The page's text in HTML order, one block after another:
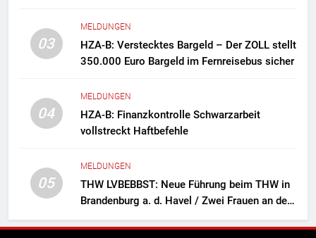
Zollfahndung hebt mutmaßliches
Drogenlabor aus
03
MELDUNGEN
HZA-B: Verstecktes Bargeld – Der ZOLL stellt
350.000 Euro Bargeld im Fernreisebus sicher
04
MELDUNGEN
HZA-B: Finanzkontrolle Schwarzarbeit
vollstreckt Haftbefehle
05
MELDUNGEN
THW LVBEBBST: Neue Führung beim THW in
Brandenburg a. d. Havel / Zwei Frauen an der
Spitze des Ortsverbands